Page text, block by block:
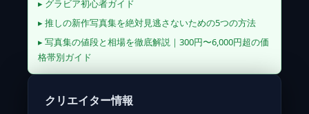
▸ グラビア初心者ガイド
▸ 推しの新作写真集を絶対見逃さないための5つの方法
▸ 写真集の値段と相場を徹底解説｜300円〜6,000円超の価
格帯別ガイド
クリエイター情報